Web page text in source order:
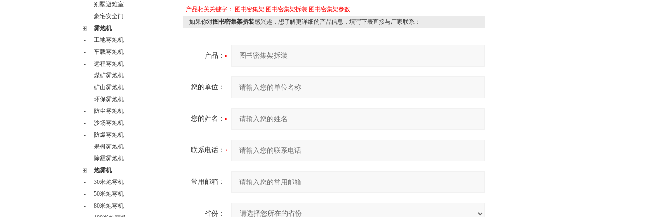
-
别墅避难室
-
豪宅安全门
雾炮机
-
工地雾炮机
-
车载雾炮机
-
远程雾炮机
-
煤矿雾炮机
-
矿山雾炮机
-
环保雾炮机
-
防尘雾炮机
-
沙场雾炮机
-
防爆雾炮机
-
果树雾炮机
-
除霾雾炮机
炮雾机
-
30米炮雾机
-
50米炮雾机
-
80米炮雾机
产品相关关键字： 图书密集架 图书密集架拆装 图书密集架参数
如果你对图书密集架拆装感兴趣，想了解更详细的产品信息，填写下表直接与厂家联系：
产品：
您的单位：
您的姓名：
联系电话：
常用邮箱：
省份：